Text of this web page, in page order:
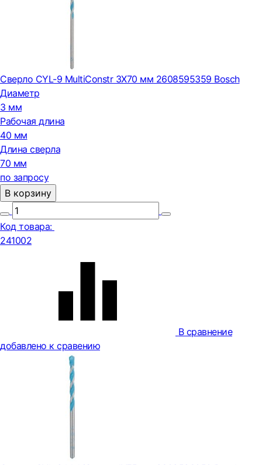
Сверло CYL-9 MultiConstr 3Х70 мм 2608595359 Bosch
Диаметр
3 мм
Рабочая длина
40 мм
Длина сверла
70 мм
по запросу
В корзину
Код товара:
241002
В сравнение
добавлено к сравению